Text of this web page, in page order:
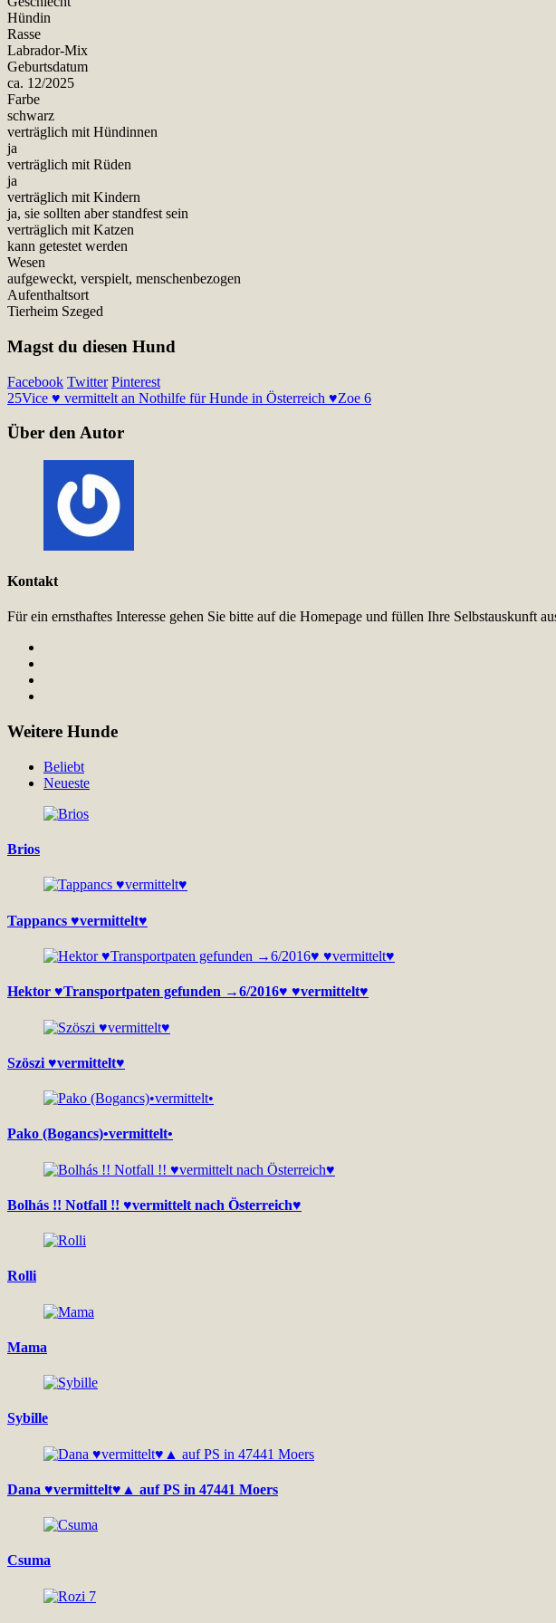
Hündin
Rasse
Labrador-Mix
Geburtsdatum
ca. 12/2025
Farbe
schwarz
verträglich mit Hündinnen
ja
verträglich mit Rüden
ja
verträglich mit Kindern
ja, sie sollten aber standfest sein
verträglich mit Katzen
kann getestet werden
Wesen
aufgeweckt, verspielt, menschenbezogen
Aufenthaltsort
Tierheim Szeged
Magst du diesen Hund
Facebook Twitter Pinterest
25Vice ♥ vermittelt an Nothilfe für Hunde in Österreich ♥Zoe 6
Über den Autor
Kontakt
Für ein ernsthaftes Interesse gehen Sie bitte auf die Homepage und füllen Ihre Selbstauskunft
Weitere Hunde
Beliebt
Neueste
Brios
Tappancs ♥vermittelt♥
Hektor ♥Transportpaten gefunden →6/2016♥ ♥vermittelt♥
Szöszi ♥vermittelt♥
Pako (Bogancs)•vermittelt•
Bolhás !! Notfall !! ♥vermittelt nach Österreich♥
Rolli
Mama
Sybille
Dana ♥vermittelt♥▲ auf PS in 47441 Moers
Csuma